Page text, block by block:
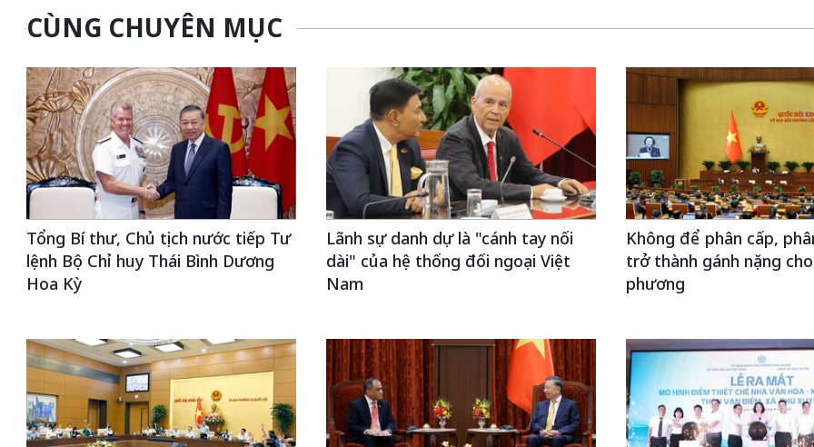
CÙNG CHUYÊN MỤC
Tổng Bí thư, Chủ tịch nước tiếp Tư
lệnh Bộ Chỉ huy Thái Bình Dương
Hoa Kỳ
Lãnh sự danh dự là "cánh tay nối
dài" của hệ thống đối ngoại Việt
Nam
Không để phân cấp,
trở thành gánh nặng
phương